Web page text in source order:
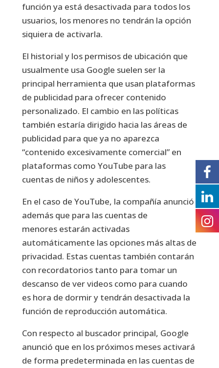
función ya está desactivada para todos los
usuarios, los menores no tendrán la opción
siquiera de activarla.
El historial y los permisos de ubicación que
usualmente usa Google suelen ser la
principal herramienta que usan plataformas
de publicidad para ofrecer contenido
personalizado. El cambio en las políticas
también estaría dirigido hacia las áreas de
publicidad para que ya no aparezca
“contenido excesivamente comercial” en
plataformas como YouTube para las
cuentas de niños y adolescentes.
En el caso de YouTube, la compañía anunció
además que para las cuentas de
menores estarán activadas
automáticamente las opciones más altas de
privacidad. Estas cuentas también contarán
con recordatorios tanto para tomar un
descanso de ver videos como para cuando
es hora de dormir y tendrán desactivada la
función de reproducción automática.
Con respecto al buscador principal, Google
anunció que en los próximos meses activará
de forma predeterminada en las cuentas de